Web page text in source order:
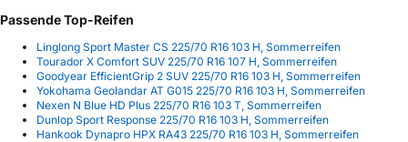
Passende Top-Reifen
Linglong Sport Master CS 225/70 R16 103 H, Sommerreifen
Tourador X Comfort SUV 225/70 R16 107 H, Sommerreifen
Goodyear EfficientGrip 2 SUV 225/70 R16 103 H, Sommerreifen
Yokohama Geolandar AT G015 225/70 R16 103 H, Sommerreifen
Nexen N Blue HD Plus 225/70 R16 103 T, Sommerreifen
Dunlop Sport Response 225/70 R16 103 H, Sommerreifen
Hankook Dynapro HPX RA43 225/70 R16 103 H, Sommerreifen